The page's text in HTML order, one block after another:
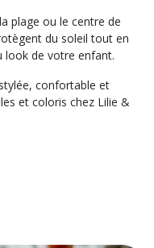
plage ou le centre de
du soleil tout en
look de votre enfant.
confortable et
et coloris chez Lilie &